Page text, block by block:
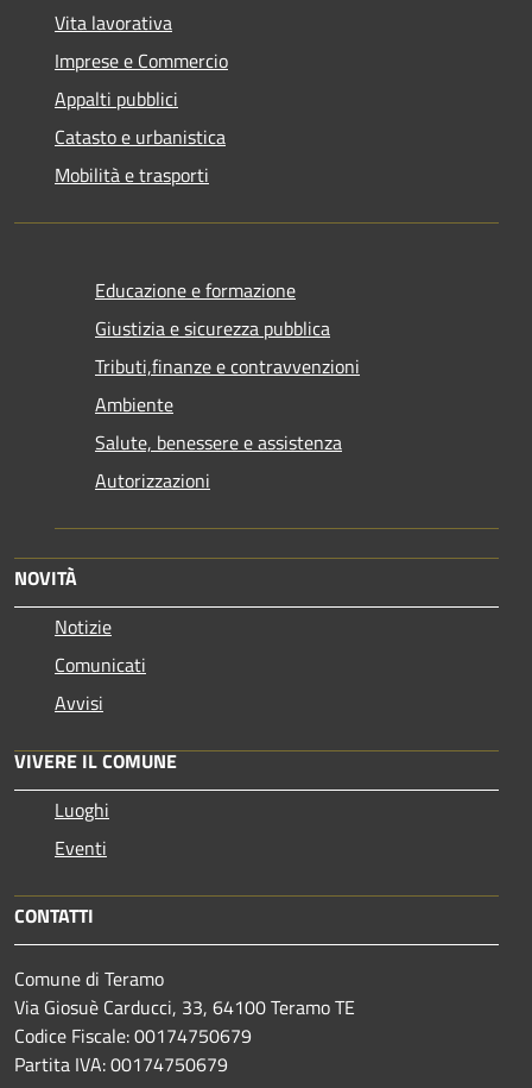
Vita lavorativa
Imprese e Commercio
Appalti pubblici
Catasto e urbanistica
Mobilità e trasporti
Educazione e formazione
Giustizia e sicurezza pubblica
Tributi,finanze e contravvenzioni
Ambiente
Salute, benessere e assistenza
Autorizzazioni
NOVITÀ
Notizie
Comunicati
Avvisi
VIVERE IL COMUNE
Luoghi
Eventi
CONTATTI
Comune di Teramo
Via Giosuè Carducci, 33, 64100 Teramo TE
Codice Fiscale: 00174750679
Partita IVA: 00174750679